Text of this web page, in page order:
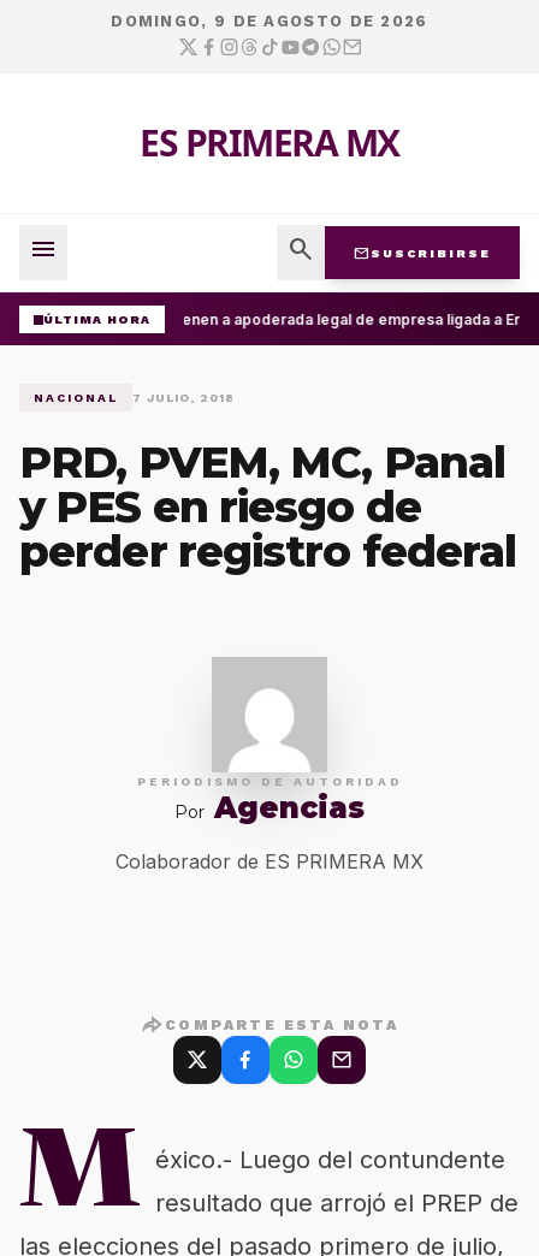
DOMINGO, 9 DE AGOSTO DE 2026
ES PRIMERA MX
menu search mail SUSCRIBIRSE
ÚLTIMA HORA Detienen a apoderada legal de empresa ligada a
NACIONAL 7 JULIO, 2018
PRD, PVEM, MC, Panal
y PES en riesgo de
perder registro federal
PERIODISMO DE AUTORIDAD
Por Agencias
Colaborador de ES PRIMERA MX
COMPARTE ESTA NOTA
M éxico.- Luego del contundente
resultado que arrojó el PREP de
las elecciones del pasado primero de julio,